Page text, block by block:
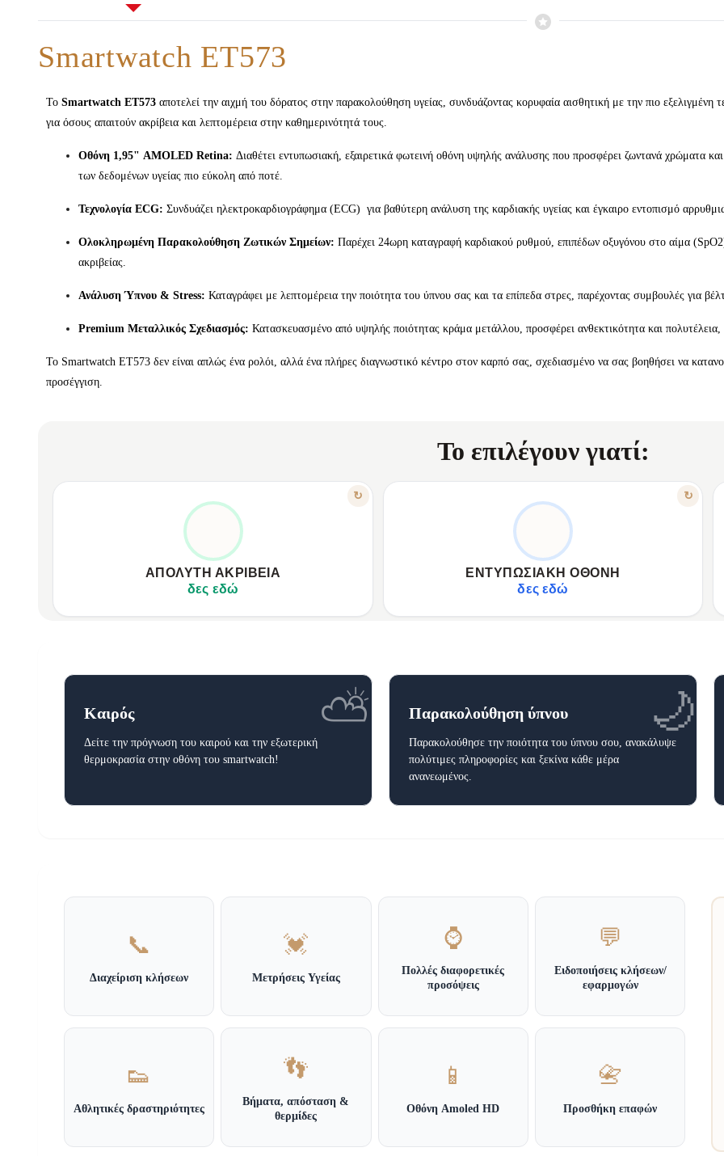
Smartwatch ET573
Το Smartwatch ET573 αποτελεί την αιχμή του δόρατος στην παρακολούθηση υγείας, συνδυάζοντας κορυφαία αισθητική με την πιο εξελιγμένη
για όσους απαιτούν ακρίβεια και λεπτομέρεια στην καθημερινότητά τους.
Οθόνη 1,95" AMOLED Retina: Διαθέτει εντυπωσιακή, εξαιρετικά φωτεινή οθόνη υψηλής ανάλυσης που προσφέρει ζωντανά χρώματα
των δεδομένων υγείας πιο εύκολη από ποτέ.
Τεχνολογία ECG: Συνδυάζει ηλεκτροκαρδιογράφημα (ECG) για βαθύτερη ανάλυση της καρδιακής υγείας και έγκαιρο εντοπισμό
Ολοκληρωμένη Παρακολούθηση Ζωτικών Σημείων: Παρέχει 24ωρη καταγραφή καρδιακού ρυθμού, επιπέδων οξυγόνου στο αίμα
ακριβείας.
Ανάλυση Ύπνου & Stress: Καταγράφει με λεπτομέρεια την ποιότητα του ύπνου σας και τα επίπεδα στρες, παρέχοντας συμβουλές για
Premium Μεταλλικός Σχεδιασμός: Κατασκευασμένο από υψηλής ποιότητας κράμα μετάλλου, προσφέρει ανθεκτικότητα και πολυτέλεια,
Το Smartwatch ET573 δεν είναι απλώς ένα ρολόι, αλλά ένα πλήρες διαγνωστικό κέντρο στον καρπό σας, σχεδιασμένο να σας βοηθήσει να
προσέγγιση.
Το επιλέγουν γιατί:
↻
ΑΠΌΛΥΤΗ ΑΚΡΊΒΕΙΑ
δες εδώ
ΟΛΟΚΛΗΡΩΜΈΝΗ ΥΓΕΊΑ ΣΤΟΝ ΚΑΡΠΌ
ECG για βαθιά ανάλυση καρδιακής υγείας.
24ωρη καταγραφή καρδιακού ρυθμού & SpO2.
Ακριβής εκτίμηση αρτηριακής πίεσης.
↻
ΕΝΤΥΠΩΣΙΑΚΉ ΟΘΌΝΗ
δες εδώ
ΖΩΝΤΑΝΆ ΧΡΏΜΑΤΑ. ΑΠΊΣΤΕΥΤΗ ΕΥΚΡΊΝΕΙΑ.
1.95" AMOLED Retina υψηλής ανάλυσης.
Εξαιρετικά φωτεινή με ζωντανά χρώματα.
Εύκολη ανάγνωση δεδομένων υγείας.
⛅
Καιρός
Δείτε την πρόγνωση του καιρού και την εξωτερική
θερμοκρασία στην οθόνη του smartwatch!
🌙
Παρακολούθηση ύπνου
Παρακολούθησε την ποιότητα του ύπνου σου, ανακάλυψε
πολύτιμες πληροφορίες και ξεκίνα κάθε μέρα
ανανεωμένος.
📞
Διαχείριση κλήσεων
💓
Μετρήσεις Υγείας
⌚
Πολλές διαφορετικές
προσόψεις
💬
Ειδοποιήσεις κλήσεων/
εφαρμογών
👟
Αθλητικές δραστηριότητες
👣
Βήματα, απόσταση &
θερμίδες
📱
Οθόνη Amoled HD
📇
Προσθήκη επαφών